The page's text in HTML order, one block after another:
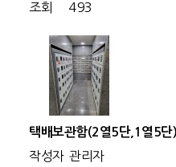
조회
493
택배보관함(2열5단,1열5단
작성자 관리자